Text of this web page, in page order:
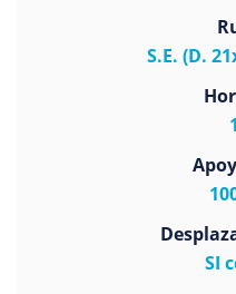
S.E. (D.
SI